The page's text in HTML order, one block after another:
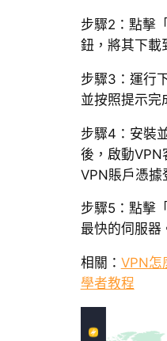
步驟2：點擊
鈕，將其下載
步驟3：運行
並按照提示完
步驟4：安裝
後，啟動VPN
VPN賬戶憑據
步驟5：點擊
最快的伺服器
相關： VPN怎
學者教程